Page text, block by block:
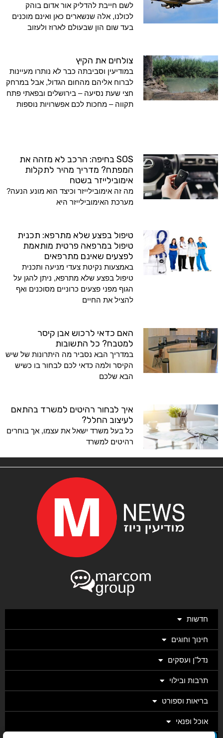
לשם חייבת להדליק אור אדום בוהק
לכולנו, אלה שנשארים כאן ואינם מוכנים
בעד שום הון שבעולם לארוז ולעזוב
צולחים את הקיץ
במודיעין וסביבתה כבר לא נותרו מעיינות
לברוח אליהם מהחום הגדול, אבל במרחק
חצי שעת נסיעה – בירושלים ובפאתי פתח
תקווה – מחכות לכם אפשרויות נוספות
SOS בחיפה: הרכב לא מזהה את
המפתח? מדריך מהיר לתקלות
אימובילייזר בשטח
מה זה אימובילייזר וכיצד הוא מונע הנעה?
מערכת האימובילייזר היא
טיפול בפצע שלא מתרפא: תכנית
טיפול במרפאה פרטית מותאמת
לפצעים שאינם מתרפאים
באמצעות נקיטת צעדי מניעה ותכנית
טיפול בפצע שלא מתרפא, ניתן להגן על
הגוף מפני פצעים כרוניים מסוכנים ואף
להציל את החיים
האם כדאי לרכוש אבן קיסר
למטבח? כל התשובות
במדריך הבא נסביר מה היתרונות של שיש
הקיסר ולמה כדאי לכם לבחור בו כשיש
הבא שלכם
איך לבחור רהיטים למשרד בהתאם
לעיצוב החלל?
כל בעל משרד ישאל את עצמו, אך בוחרים
רהיטים למשרד
חדשות
חינוך וחוגים
נדל"ן ועסקים
תרבות ובילוי
בריאות וספורט
אוכל ופנאי